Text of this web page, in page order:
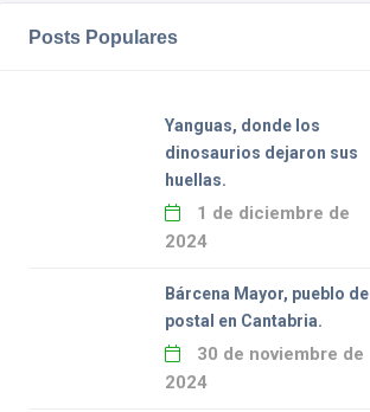
Posts Populares
Yanguas, donde los
dinosaurios dejaron sus
huellas.
1 de diciembre de
2024
Bárcena Mayor, pueblo de
postal en Cantabria.
30 de noviembre de
2024